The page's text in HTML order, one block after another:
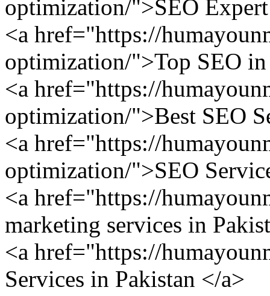
optimization/">SEO
<a href="https://
optimization/">Top SEO in
<a href="https://
optimization/">Best SEO
<a href="https://
optimization/">SEO
<a href="https://
marketing services in
<a href="https://
Services in Pakistan </a>